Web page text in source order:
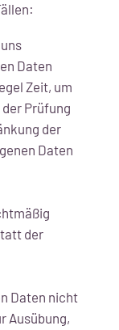
Daten
Zeit, um
Prüfung
der
Daten
der
Daten nicht
Ausübung,